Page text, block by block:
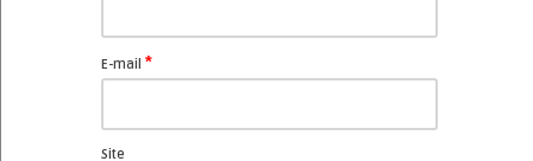
E-mail *
Site